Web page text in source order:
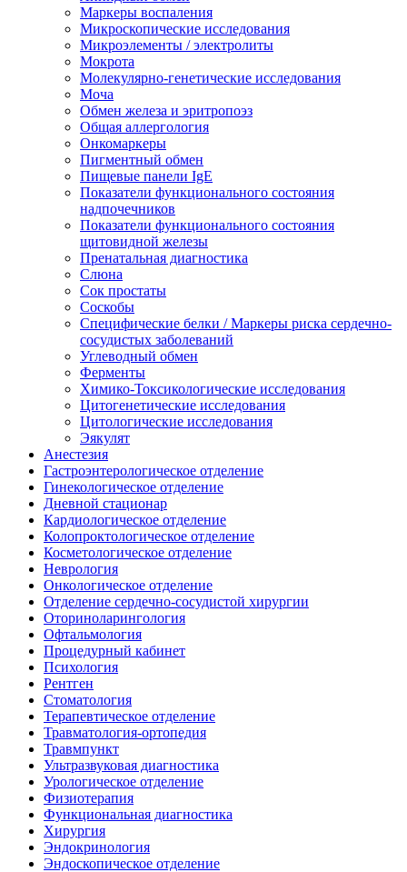
Маркеры воспаления
Микроскопические исследования
Микроэлементы / электролиты
Мокрота
Молекулярно-генетические исследования
Моча
Обмен железа и эритропоэз
Общая аллергология
Онкомаркеры
Пигментный обмен
Пищевые панели IgE
Показатели функционального состояния
надпочечников
Показатели функционального состояния
щитовидной железы
Пренатальная диагностика
Слюна
Сок простаты
Соскобы
Специфические белки / Маркеры риска сердечно-
сосудистых заболеваний
Углеводный обмен
Ферменты
Химико-Токсикологические исследования
Цитогенетические исследования
Цитологические исследования
Эякулят
Анестезия
Гастроэнтерологическое отделение
Гинекологическое отделение
Дневной стационар
Кардиологическое отделение
Колопроктологическое отделение
Косметологическое отделение
Неврология
Онкологическое отделение
Отделение сердечно-сосудистой хирургии
Оториноларингология
Офтальмология
Процедурный кабинет
Психология
Рентген
Стоматология
Терапевтическое отделение
Травматология-ортопедия
Травмпункт
Ультразвуковая диагностика
Урологическое отделение
Физиотерапия
Функциональная диагностика
Хирургия
Эндокринология
Эндоскопическое отделение